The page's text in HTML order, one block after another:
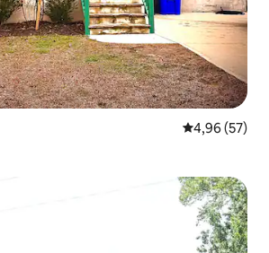
4,96 av 5 i
4,96 (57)